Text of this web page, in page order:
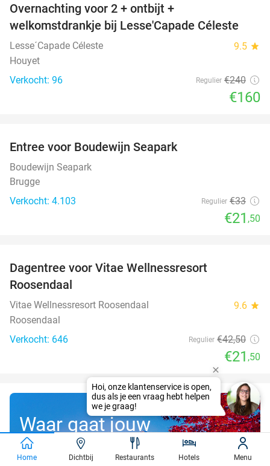
Overnachting voor 2 + ontbijt +
welkomstdrankje bij Lesse'Capade Céleste
Lesse´Capade Céleste 9.5 star
Houyet
Verkocht: 96
Regulier €240
€160
Entree voor Boudewijn Seapark
Boudewijn Seapark
Brugge
Verkocht: 4.103
Regulier €33
€21 ,50
Dagentree voor Vitae Wellnessresort
Roosendaal
Vitae Wellnessresort Roosendaal 9.6 star
Roosendaal
Verkocht: 646
Regulier €42,50
€21 ,50
Waar gaat jouw
gratis droomreis
Home Dichtbij Restaurants Hotels Menu